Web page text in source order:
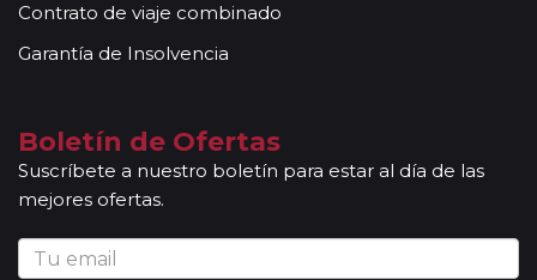
Contrato de viaje combinado
Garantía de Insolvencia
Boletín de Ofertas
Suscríbete a nuestro boletín para estar al día de las
mejores ofertas.